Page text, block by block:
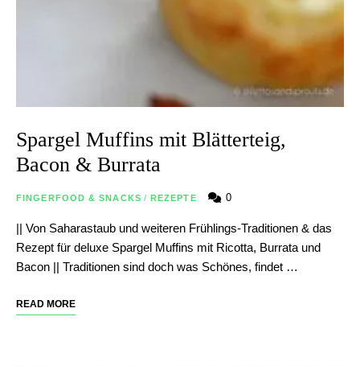
Spargel Muffins mit Blätterteig,
Bacon & Burrata
FINGERFOOD & SNACKS / REZEPTE 0
|| Von Saharastaub und weiteren Frühlings-Traditionen & das
Rezept für deluxe Spargel Muffins mit Ricotta, Burrata und
Bacon || Traditionen sind doch was Schönes, findet …
READ MORE